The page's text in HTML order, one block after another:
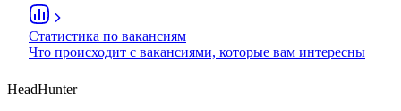
Статистика по вакансиям
Что происходит с вакансиями, которые вам интересны
HeadHunter